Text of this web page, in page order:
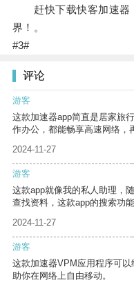
赶快下载快客加速器
界！。
#3#
评论
游客
这款加速器app简直是居家旅
作办公，都能畅享高速网络，
2024-11-27
游客
这款app就像我的私人助理，
查找资料，这款app的搜索功
2024-11-27
游客
这款加速器VPM应用程序可
助你在网络上自由移动。